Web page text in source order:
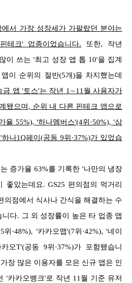
서 가장 성장세가 가팔랐던 분야는
테크' 업종이었습니다. 또한, 작년
이 쓰는 '최고 성장 앱 톱 10'을 집계
이 순위의 절반(5개)을 차지했는데
금 앱 '토스'는 작년 1∼11월 사용자가
됐으며, 순위 내 다른 핀테크 앱으로
율 55%), '하나멤버스'(4위·50%), '삼
나1Q페이(공동 9위·37%)가 있었습
증가율 63%를 기록한 '나만의 냉장
좋았는데요. GS25 편의점의 먹거리
의점에서 식사나 간식을 해결하는 수
다. 그 외 성장률이 높은 타 업종 앱
·48%), '카카오맵'(7위·42%), '네이
오T'(공동 9위·37%)가 포함됐습니
장 많은 이용자를 모은 신규 앱은 인
'카카오뱅크'로 작년 11월 기준 유저